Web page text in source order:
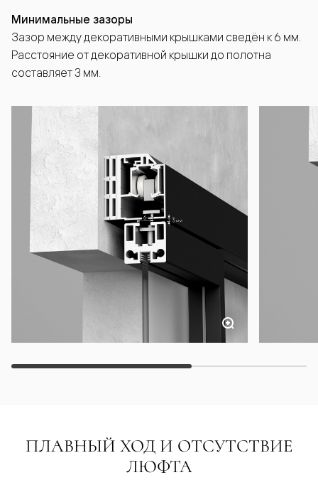
Минимальные зазоры
Зазор между декоративными крышками сведён к 6 мм.
Расстояние от декоративной крышки до полотна
составляет 3 мм.
ПЛАВНЫЙ ХОД И ОТСУТСТВИЕ
ЛЮФТА